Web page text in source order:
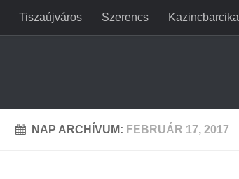
Tiszaújváros Szerencs Kazincbarcika
NAP ARCHÍVUM: FEBRUÁR 17, 2017